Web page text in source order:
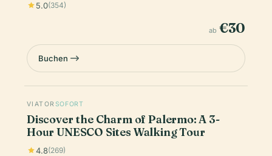
5.0(354)
ab €30
Buchen
VIATOR SOFORT
Discover the Charm of Palermo: A 3-
Hour UNESCO Sites Walking Tour
4.8(269)